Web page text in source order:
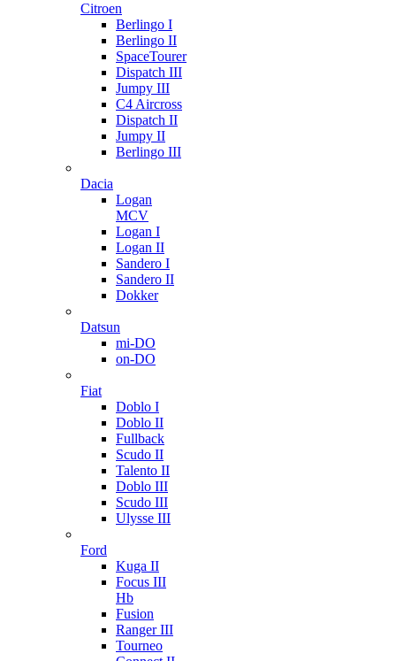
Citroen
Berlingo I
Berlingo II
SpaceTourer
Dispatch III
Jumpy III
C4 Aircross
Dispatch II
Jumpy II
Berlingo III
Dacia
Logan
MCV
Logan I
Logan II
Sandero I
Sandero II
Dokker
Datsun
mi-DO
on-DO
Fiat
Doblo I
Doblo II
Fullback
Scudo II
Talento II
Doblo III
Scudo III
Ulysse III
Ford
Kuga II
Focus III
Hb
Fusion
Ranger III
Tourneo